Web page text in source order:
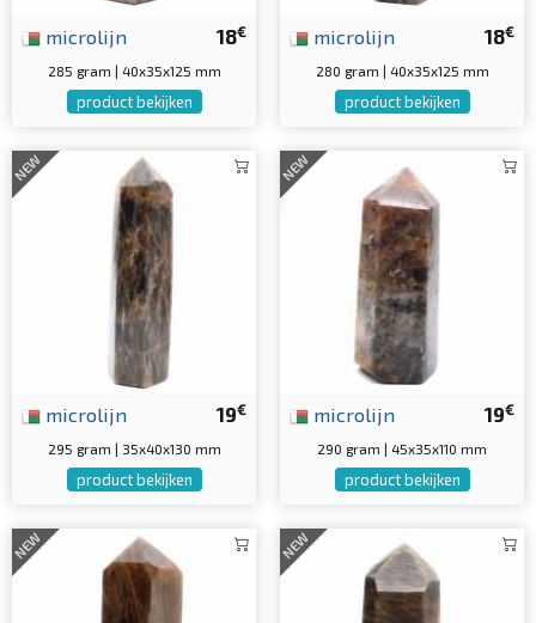
18€
microlijn
285 gram | 40x35x125 mm
product bekijken
18€
microlijn
280 gram | 40x35x125 mm
product bekijken
NEW
19€
microlijn
295 gram | 35x40x130 mm
product bekijken
NEW
19€
microlijn
290 gram | 45x35x110 mm
product bekijken
NEW NEW